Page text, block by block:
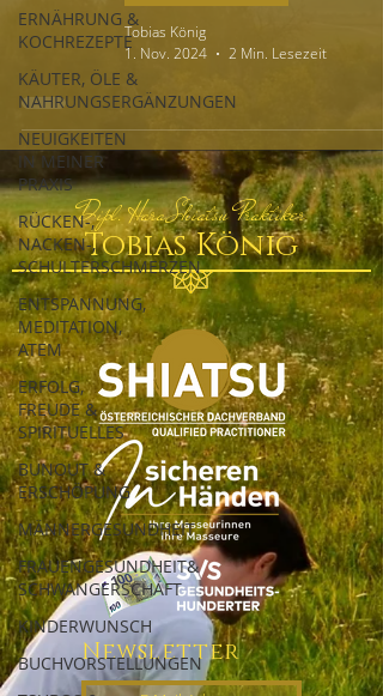
ERNÄHRUNG &
KOCHREZEPTE
KÄUTER, ÖLE &
NAHRUNGSERGÄNZUNGEN
NEUIGKEITEN
IN MEINER
PRAXIS
RÜCKEN-,
NACKEN-,
SCHULTERSCHMERZEN
ENTSPANNUNG,
MEDITATION,
ATEM
ERFOLG,
FREUDE &
SPIRITUELLES
BUNOUT &
ERSCHÖPUNG
MÄNNERGESUNDHEIT
FRAUENGESUNDHEIT&
SCHWANGERSCHAFT
KINDERWUNSCH
BUCHVORSTELLUNGEN
Tobias König
1. Nov. 2024
2 Min. Lesezeit
Dipl. Hara Shiatsu Praktiker
Tobias König
Newsletter